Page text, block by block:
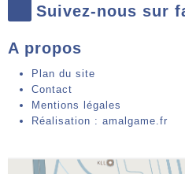
Suivez-nous sur
A propos
Plan du site
Contact
Mentions légales
Réalisation : amalgame.fr